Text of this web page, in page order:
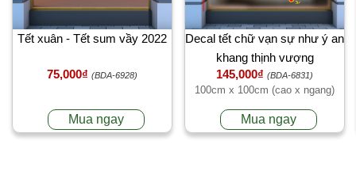
Tết xuân - Tết sum vầy 2022
75,000₫ (BDA-6928)
Mua ngay
Decal tết chữ vạn sự như ý an
khang thịnh vượng
145,000₫ (BDA-6831)
100cm x 100cm (cao x ngang)
Mua ngay